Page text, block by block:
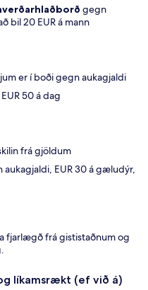
gegn
bil 20 EUR á mann
er í boði gegn aukagjaldi
50 á dag
frá gjöldum
EUR 30 á gæludýr,
fjarlægð frá gististaðnum og
líkamsrækt (ef við á)